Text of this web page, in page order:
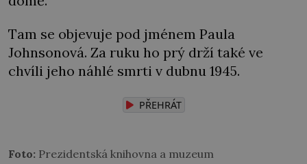
Tam se objevuje pod jménem Paula
Johnsonová. Za ruku ho prý drží také ve
chvíli jeho náhlé smrti v dubnu 1945.
PŘEHRÁT
Foto: Prezidentská knihovna a muzeum